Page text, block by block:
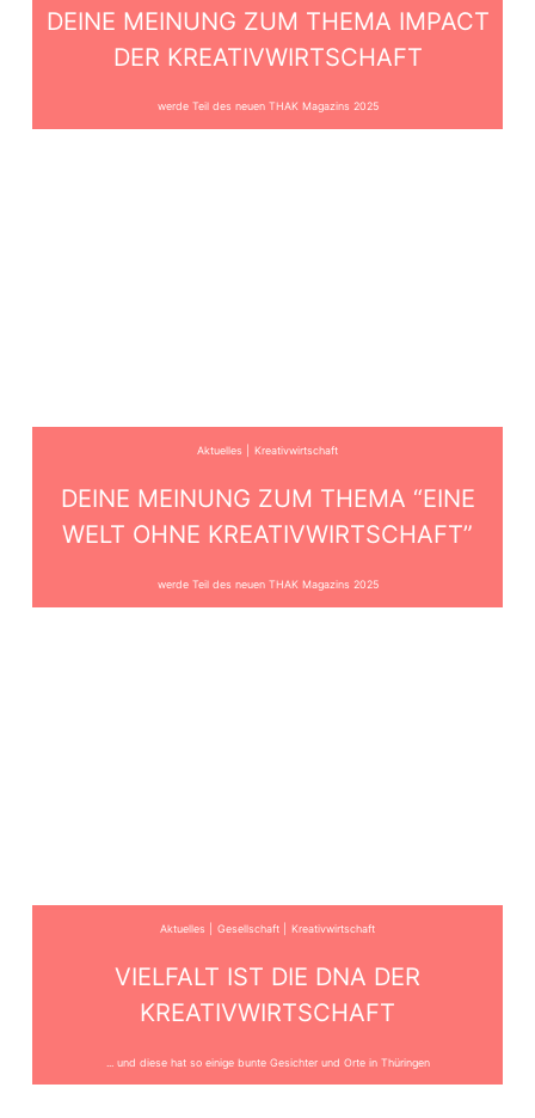
DEINE MEINUNG ZUM THEMA IMPACT
DER KREATIVWIRTSCHAFT
werde Teil des neuen THAK Magazins 2025
Aktuelles Kreativwirtschaft
DEINE MEINUNG ZUM THEMA “EINE
WELT OHNE KREATIVWIRTSCHAFT”
werde Teil des neuen THAK Magazins 2025
Aktuelles Gesellschaft Kreativwirtschaft
VIELFALT IST DIE DNA DER
KREATIVWIRTSCHAFT
... und diese hat so einige bunte Gesichter und Orte in Thüringen